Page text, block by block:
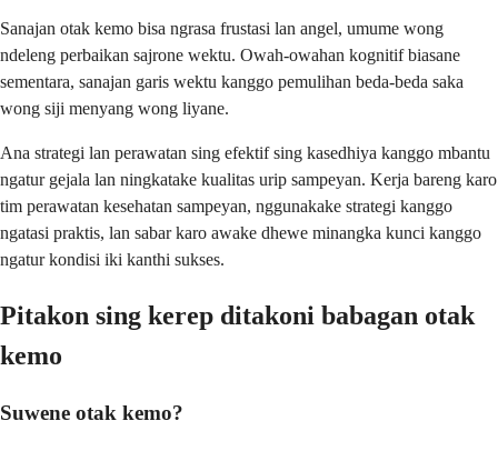
Sanajan otak kemo bisa ngrasa frustasi lan angel, umume wong
ndeleng perbaikan sajrone wektu. Owah-owahan kognitif biasane
sementara, sanajan garis wektu kanggo pemulihan beda-beda saka
wong siji menyang wong liyane.
Ana strategi lan perawatan sing efektif sing kasedhiya kanggo mbantu
ngatur gejala lan ningkatake kualitas urip sampeyan. Kerja bareng karo
tim perawatan kesehatan sampeyan, nggunakake strategi kanggo
ngatasi praktis, lan sabar karo awake dhewe minangka kunci kanggo
ngatur kondisi iki kanthi sukses.
Pitakon sing kerep ditakoni babagan otak
kemo
Suwene otak kemo?